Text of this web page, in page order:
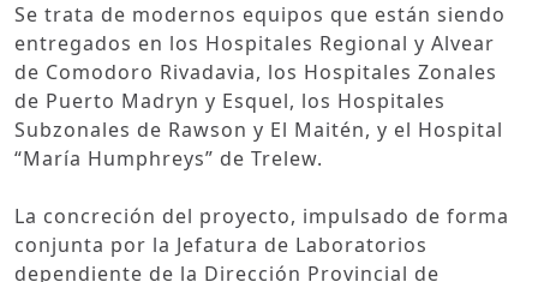
Se trata de modernos equipos que están siendo
entregados en los Hospitales Regional y Alvear
de Comodoro Rivadavia, los Hospitales Zonales
de Puerto Madryn y Esquel, los Hospitales
Subzonales de Rawson y El Maitén, y el Hospital
“María Humphreys” de Trelew.
La concreción del proyecto, impulsado de forma
conjunta por la Jefatura de Laboratorios
dependiente de la Dirección Provincial de